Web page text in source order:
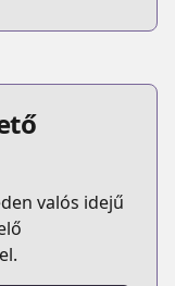
valós idejű